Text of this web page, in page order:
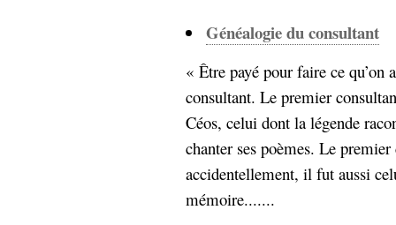
Généalogie du consultant
« Être payé pour faire ce
consultant. Le premier
Céos, celui dont la légende
chanter ses poèmes. Le
accidentellement, il fut aussi
mémoire.......